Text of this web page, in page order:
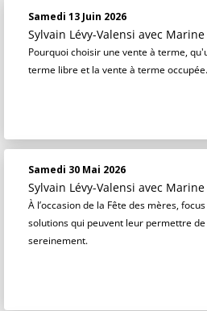
Samedi 13 Juin 2026
Sylvain Lévy-Valensi avec Marine
Pourquoi choisir une vente à terme,
terme libre et la vente à terme
Samedi 30 Mai 2026
Sylvain Lévy-Valensi avec
À l’occasion de la Fête des mères,
solutions qui peuvent leur permettre
sereinement.